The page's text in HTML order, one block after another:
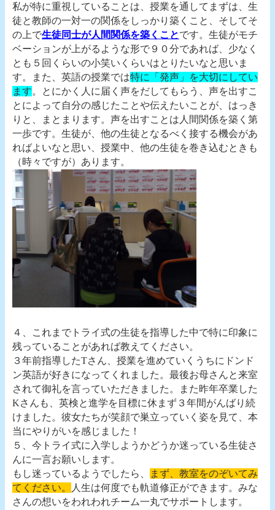
私が特に重視していることは、授業を通してまずは、生
徒と教師の一対一の関係をしっかり築くこと、そしてそ
の上で生徒同士が人間関係を築くことです。生徒がモチ
ベーションが上がるような形で９０分であれば、少なく
とも５回くらいの小笑いくらいはとりたいなと思いま
す。また、英語の授業では特に「発声」を大切にしてい
ます。とにかく人に届く声をだしてもらう、声を出すこ
とによって自分の感じたことや伝えたいことが、はっき
りと、まとまります。声を出すことは人間関係を築く第
一歩です。生徒が、他の生徒となるべく接する機会があ
ればよいなと思い、授業中、他の生徒を巻き込むときも
（時々ですが）あります。
４、これまでトライ式の生徒を指導した中で特に印象に
残っていることがあれば教えてください。
３年前指導したTさん、授業を進めていくうちにドンド
ン英語が好きになってくれました。最後お母さんと来室
されて御礼を言っていただきました。また昨年卒業した
Kさんも、英検と進学を目標に休まず３年間がんばり続
けました。彼女たちが笑顔で巣立っていく姿を見て、本
当にやりがいを感じました！
５、今トライ式に入学しようかどうか迷っている生徒さ
んに一言お願いします。
もし迷っているようでしたら、
まず、教室をのぞいてみ
てください。
人生は何度でも軌道修正ができます。みな
さんの想いをわれわれチーム一丸でサポートします。